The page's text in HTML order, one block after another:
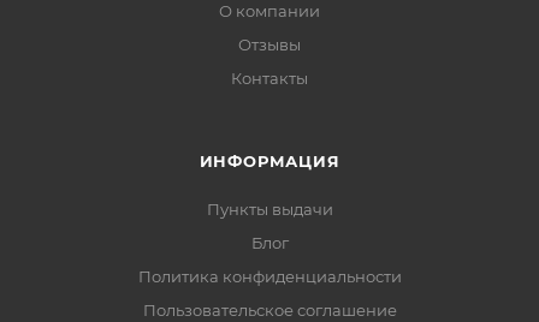
О компании
Отзывы
Контакты
ИНФОРМАЦИЯ
Пункты выдачи
Блог
Политика конфиденциальности
Пользовательское соглашение